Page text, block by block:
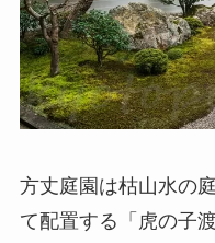
方丈庭園は枯山水の
て配置する「虎の子